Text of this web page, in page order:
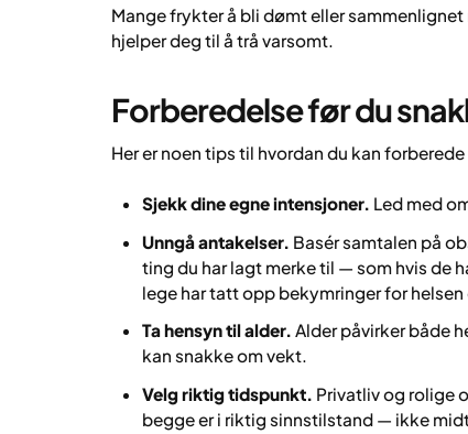
Mange frykter å bli dømt eller
hjelper deg til å trå varsomt.
Forberedelse før du
Her er noen tips til hvordan du kan
Sjekk dine egne intensjoner. Led med
Unngå antakelser. Basér samtalen på
ting du har lagt merke til — som hvis de
lege har tatt opp bekymringer for helsen
Ta hensyn til alder. Alder påvirker både
kan snakke om vekt.
Velg riktig tidspunkt. Privatliv og rolige
begge er i riktig sinnstilstand — ikke